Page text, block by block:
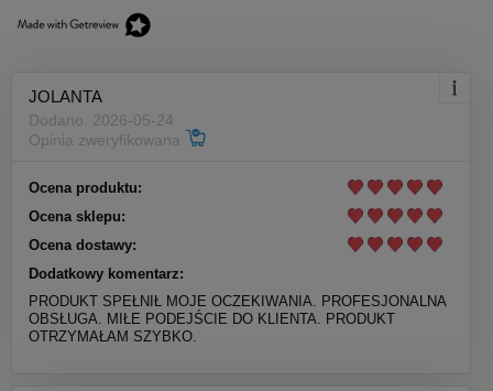
JOLANTA
Dodano: 2026-05-24
Opinia zweryfikowana
Ocena produktu:
Ocena sklepu:
Ocena dostawy:
Dodatkowy komentarz:
PRODUKT SPEŁNIŁ MOJE OCZEKIWANIA. PROFESJONALNA
OBSŁUGA. MIŁE PODEJŚCIE DO KLIENTA. PRODUKT
OTRZYMAŁAM SZYBKO.